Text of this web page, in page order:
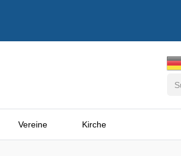
Vereine Kirche